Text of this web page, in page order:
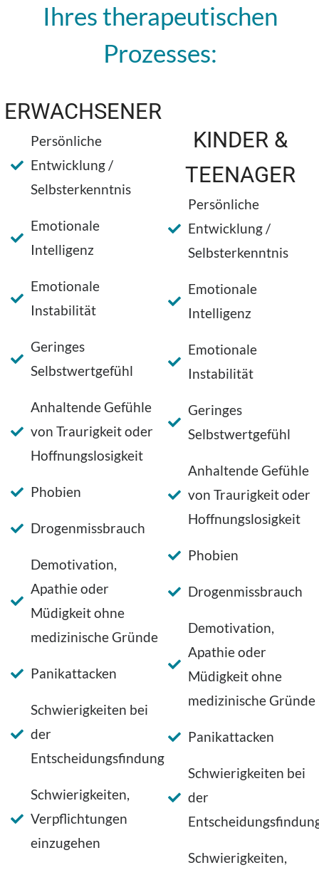
Ihres therapeutischen
Prozesses:
ERWACHSENER
Persönliche
Entwicklung /
Selbsterkenntnis
Emotionale
Intelligenz
Emotionale
Instabilität
Geringes
Selbstwertgefühl
Anhaltende Gefühle
von Traurigkeit oder
Hoffnungslosigkeit
Phobien
Drogenmissbrauch
Demotivation,
Apathie oder
Müdigkeit ohne
medizinische Gründe
Panikattacken
Schwierigkeiten bei
der
Entscheidungsfindung
Schwierigkeiten,
Verpflichtungen
einzugehen
KINDER &
TEENAGER
Persönliche
Entwicklung /
Selbsterkenntnis
Emotionale
Intelligenz
Emotionale
Instabilität
Geringes
Selbstwertgefühl
Anhaltende Gefühle
von Traurigkeit oder
Hoffnungslosigkeit
Phobien
Drogenmissbrauch
Demotivation,
Apathie oder
Müdigkeit ohne
medizinische Gründe
Panikattacken
Schwierigkeiten bei
der
Schwierigkeiten,